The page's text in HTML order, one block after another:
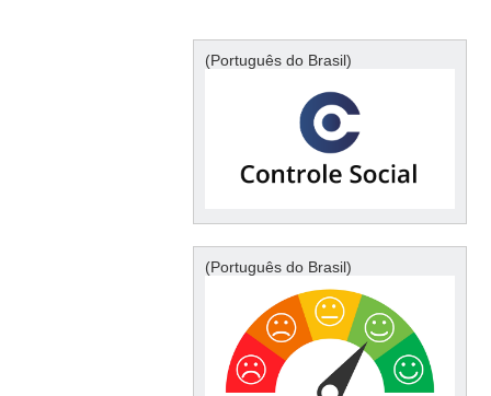
(Português do Brasil)
(Português do Brasil)